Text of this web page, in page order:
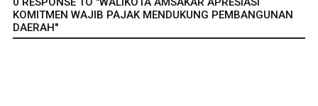
KOMITMEN WAJIB PAJAK MENDUKUNG PEMBANGUNAN
DAERAH"